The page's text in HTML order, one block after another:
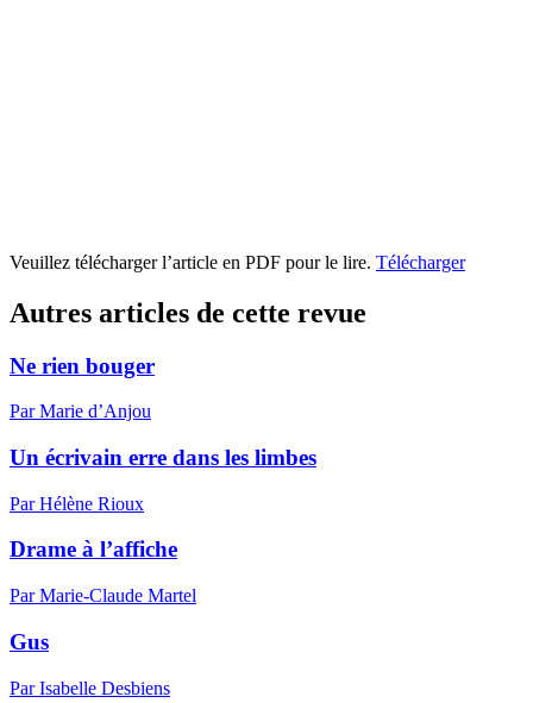
Veuillez télécharger l’article en PDF pour le lire. Télécharger
Autres articles de cette revue
Ne rien bouger
Par Marie d’Anjou
Un écrivain erre dans les limbes
Par Hélène Rioux
Drame à l’affiche
Par Marie-Claude Martel
Gus
Par Isabelle Desbiens